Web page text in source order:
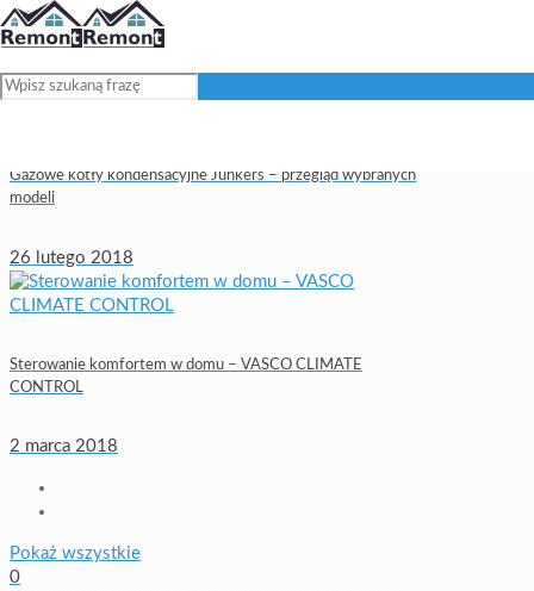
Gazowe kotły kondensacyjne Junkers – przegląd wybranych
modeli
26 lutego 2018
Sterowanie komfortem w domu – VASCO CLIMATE
CONTROL
2 marca 2018
Pokaż wszystkie
0